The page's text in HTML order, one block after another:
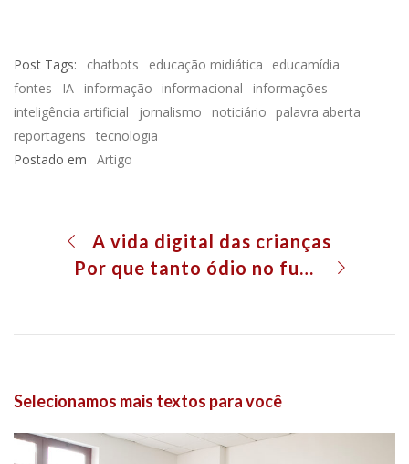
Post Tags: chatbots educação midiática
educamídia
fontes
IA informação informacional
informações
inteligência artificial
jornalismo noticiário palavra aberta
reportagens
tecnologia
Postado em
Artigo
A vida digital das crianças
Por que tanto ódio no futebol?
Selecionamos mais textos para você